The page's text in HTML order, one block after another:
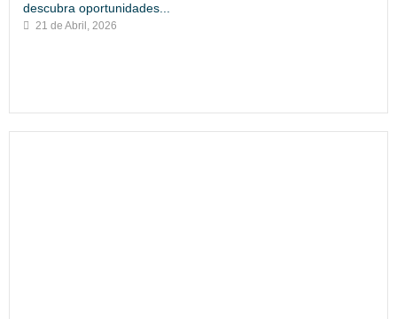
descubra oportunidades...
21 de Abril, 2026